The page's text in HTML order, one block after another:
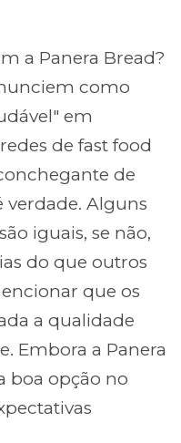
a Panera Bread?
como
em
de fast food
de
verdade. Alguns
iguais, se não,
do que outros
que os
a qualidade
Embora a Panera
boa opção no